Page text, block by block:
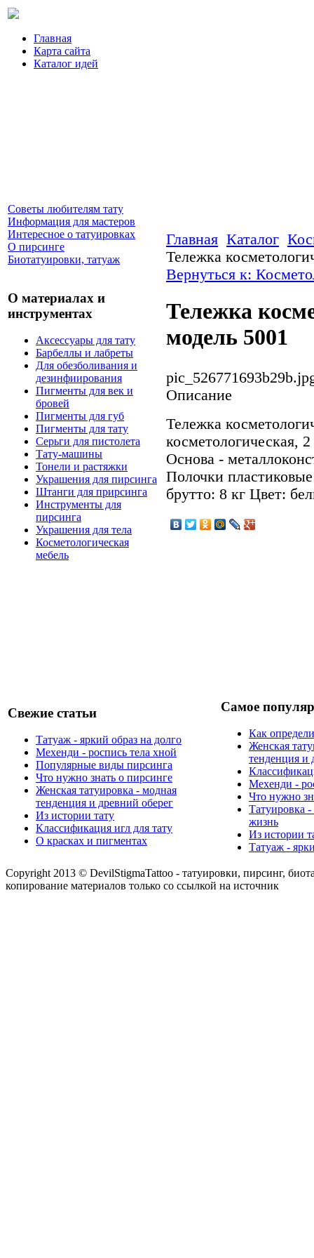
Главная
Карта сайта
Каталог идей
Советы любителям тату
Информация для мастеров
Интересное о татуировках
О пирсинге
Биотатуировки, татуаж
О материалах и
инструментах
Аксессуары для тату
Барбеллы и лабреты
Для обезболивания и
дезинфиирования
Пигменты для век и
бровей
Пигменты для губ
Пигменты для тату
Серьги для пистолета
Тату-машины
Тонели и растяжки
Украшения для пирсинга
Штанги для прирсинга
Инструменты для
пирсинга
Украшения для тела
Косметологическая
мебель
Главная Каталог
Тележка
Вернуться к:
Тележка
модель 5001
Описание
Тележка
косметологическая,
Основа -
Полочки
брутто: 8 кг Цвет:
Свежие статьи
Татуаж - яркий образ на долго
Мехенди - роспись тела хной
Популярные виды пирсинга
Что нужно знать о пирсинге
Женская татуировка - модная
тенденция и древний оберег
Из истории тату
Классификация игл для тату
О красках и пигментах
Самое
Как
Женская
тенденция и
Мехенди -
Что нужно
Татуировка
жизнь
Из истории
Татуаж -
Copyright 2013 © DevilStigmaTattoo - татуировки, пирсинг,
копирование материалов только со ссылкой на источник